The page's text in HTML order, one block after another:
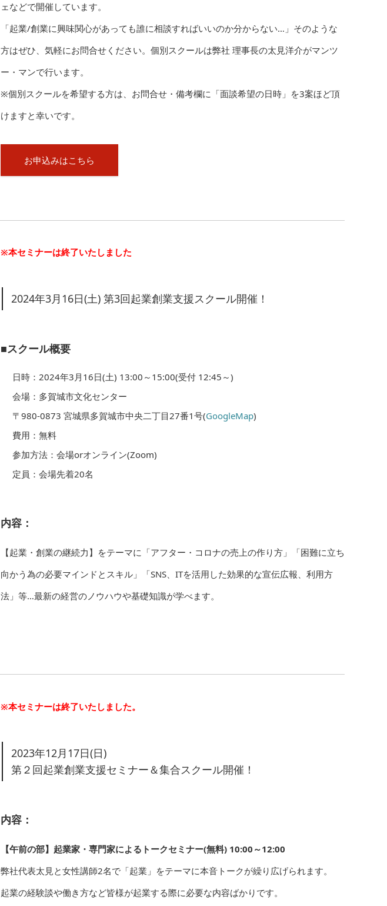
ェなどで開催しています。
「起業/創業に興味関心があっても誰に相談すればいいのか分からない…」そのような
方はぜひ、気軽にお問合せください。個別スクールは弊社 理事長の太見洋介がマンツ
ー・マンで行います。
※個別スクールを希望する方は、お問合せ・備考欄に「面談希望の日時」を3案ほど頂
けますと幸いです。
お申込みはこちら
※本セミナーは終了いたしました
2024年3月16日(土) 第3回起業創業支援スクール開催！
■スクール概要
日時：2024年3月16日(土) 13:00～15:00(受付 12:45～)
会場：多賀城市文化センター
〒980-0873 宮城県多賀城市中央二丁目27番1号(GoogleMap)
費用：無料
参加方法：会場orオンライン(Zoom)
定員：会場先着20名
内容：
【起業・創業の継続力】をテーマに「アフター・コロナの売上の作り方」「困難に立ち
向かう為の必要マインドとスキル」「SNS、ITを活用した効果的な宣伝広報、利用方
法」等…最新の経営のノウハウや基礎知識が学べます。
※本セミナーは終了いたしました。
2023年12月17日(日)
第２回起業創業支援セミナー＆集合スクール開催！
内容：
【午前の部】起業家・専門家によるトークセミナー(無料) 10:00～12:00
弊社代表太見と女性講師2名で「起業」をテーマに本音トークが繰り広げられます。
起業の経験談や働き方など皆様が起業する際に必要な内容ばかりです。